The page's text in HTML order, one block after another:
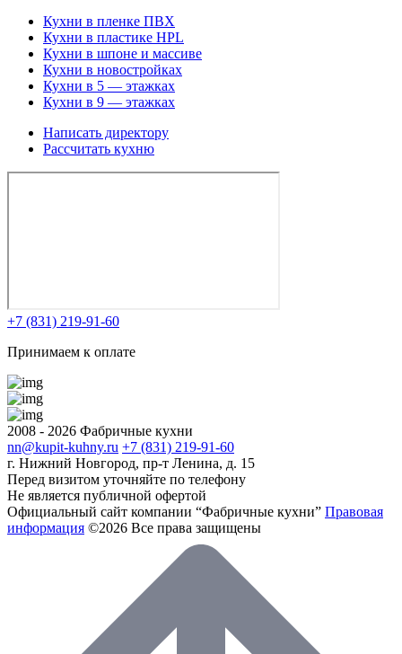
Кухни в пленке ПВХ
Кухни в пластике HPL
Кухни в шпоне и массиве
Кухни в новостройках
Кухни в 5 — этажках
Кухни в 9 — этажках
Написать директору
Рассчитать кухню
+7 (831) 219-91-60
Принимаем к оплате
2008 - 2026 Фабричные кухни
nn@kupit-kuhny.ru +7 (831) 219-91-60
г. Нижний Новгород, пр-т Ленина, д. 15
Перед визитом уточняйте по телефону
Не является публичной офертой
Официальный сайт компании “Фабричные кухни” Правовая
информация ©2026 Все права защищены